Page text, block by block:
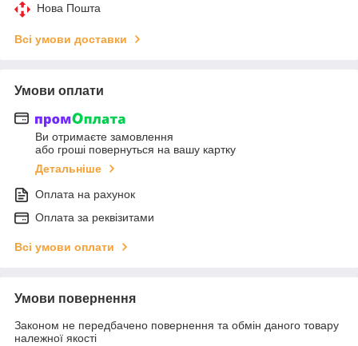
Нова Пошта
Всі умови доставки
Умови оплати
Ви отримаєте замовлення
або гроші повернуться на вашу картку
Детальніше
Оплата на рахунок
Оплата за реквізитами
Всі умови оплати
Умови повернення
Законом не передбачено повернення та обмін даного товару
належної якості